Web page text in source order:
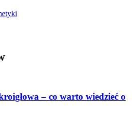
– co warto wiedzieć o